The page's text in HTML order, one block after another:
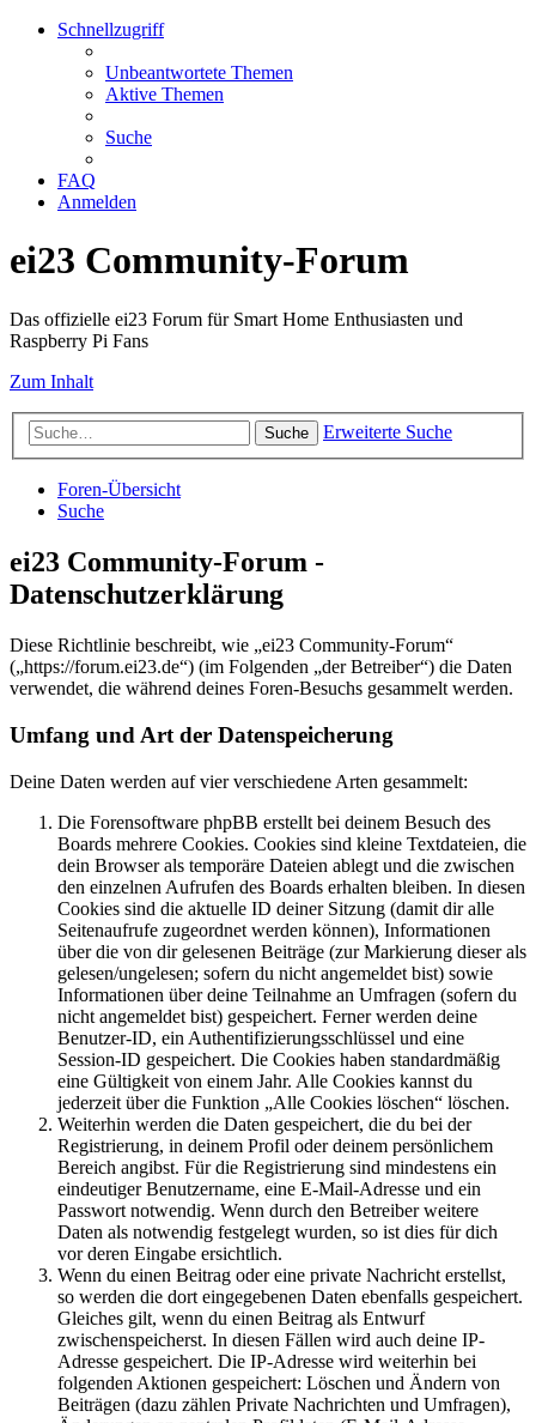
Schnellzugriff
Unbeantwortete Themen
Aktive Themen
Suche
FAQ
Anmelden
ei23 Community-Forum
Das offizielle ei23 Forum für Smart Home Enthusiasten und
Raspberry Pi Fans
Zum Inhalt
Suche Erweiterte Suche
Foren-Übersicht
Suche
ei23 Community-Forum -
Datenschutzerklärung
Diese Richtlinie beschreibt, wie „ei23 Community-Forum“
(„https://forum.ei23.de“) (im Folgenden „der Betreiber“) die Daten
verwendet, die während deines Foren-Besuchs gesammelt werden.
Umfang und Art der Datenspeicherung
Deine Daten werden auf vier verschiedene Arten gesammelt:
Die Forensoftware phpBB erstellt bei deinem Besuch des
Boards mehrere Cookies. Cookies sind kleine Textdateien, die
dein Browser als temporäre Dateien ablegt und die zwischen
den einzelnen Aufrufen des Boards erhalten bleiben. In diesen
Cookies sind die aktuelle ID deiner Sitzung (damit dir alle
Seitenaufrufe zugeordnet werden können), Informationen
über die von dir gelesenen Beiträge (zur Markierung dieser als
gelesen/ungelesen; sofern du nicht angemeldet bist) sowie
Informationen über deine Teilnahme an Umfragen (sofern du
nicht angemeldet bist) gespeichert. Ferner werden deine
Benutzer-ID, ein Authentifizierungsschlüssel und eine
Session-ID gespeichert. Die Cookies haben standardmäßig
eine Gültigkeit von einem Jahr. Alle Cookies kannst du
jederzeit über die Funktion „Alle Cookies löschen“ löschen.
Weiterhin werden die Daten gespeichert, die du bei der
Registrierung, in deinem Profil oder deinem persönlichem
Bereich angibst. Für die Registrierung sind mindestens ein
eindeutiger Benutzername, eine E-Mail-Adresse und ein
Passwort notwendig. Wenn durch den Betreiber weitere
Daten als notwendig festgelegt wurden, so ist dies für dich
vor deren Eingabe ersichtlich.
Wenn du einen Beitrag oder eine private Nachricht erstellst,
so werden die dort eingegebenen Daten ebenfalls gespeichert.
Gleiches gilt, wenn du einen Beitrag als Entwurf
zwischenspeicherst. In diesen Fällen wird auch deine IP-
Adresse gespeichert. Die IP-Adresse wird weiterhin bei
folgenden Aktionen gespeichert: Löschen und Ändern von
Beiträgen (dazu zählen Private Nachrichten und Umfragen),